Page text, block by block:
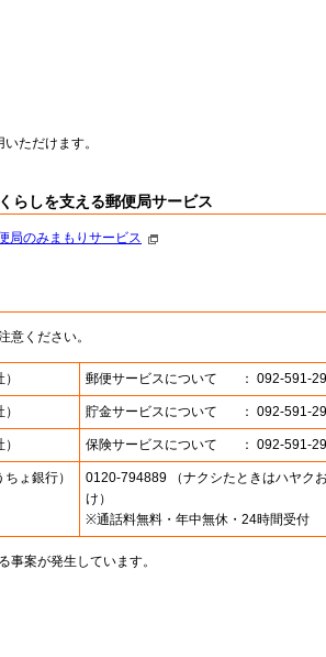
ただけます。
くらしを支える郵便局サービス
局のみまもりサービス
ください。
郵便サービスについて ： 092-591-
貯金サービスについて ： 092-591-
保険サービスについて ： 092-591-
ちょ銀行）
0120-794889 （ナクシたときはハヤク
け）
※通話料無料・年中無休・24時間受付
案が発生しています。